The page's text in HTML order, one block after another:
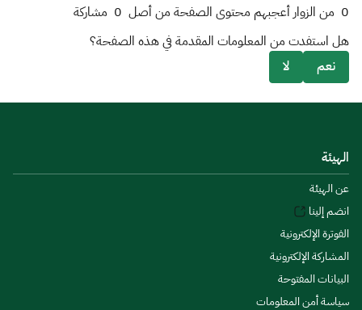
0 من الزوار أعجبهم محتوى الصفحة من أصل 0 مشاركة
هل استفدت من المعلومات المقدمة في هذه الصفحة؟
نعم
لا
الهيئة
عن الهيئة
انضم إلينا
الفوترة الإلكترونية
المشاركة الإلكترونية
البيانات المفتوحة
سياسة أمن المعلومات